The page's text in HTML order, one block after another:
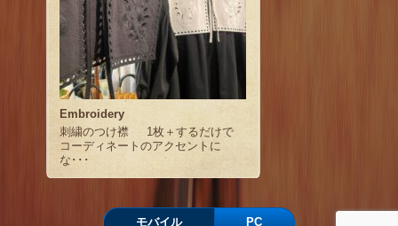
Embroidery
刺繍のつけ襟 1枚＋するだけで
コーディネートのアクセントに
な･･･
モバイル PC